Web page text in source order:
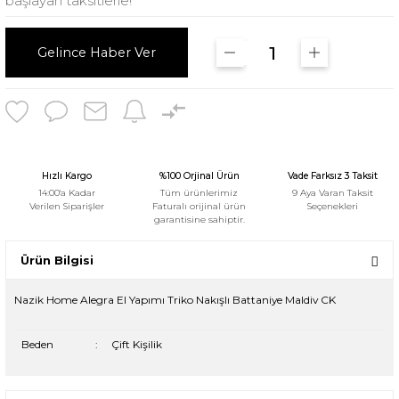
Gelince Haber Ver
Hızlı Kargo
14:00'a Kadar
Verilen Siparişler
%100 Orjinal Ürün
Tüm ürünlerimiz
Faturalı orijinal ürün
garantisine sahiptir.
Vade Farksız 3 Taksit
9 Aya Varan Taksit
Seçenekleri
Ürün Bilgisi
Nazik Home Alegra El Yapımı Triko Nakışlı Battaniye Maldiv CK
Beden : Çift Kişilik